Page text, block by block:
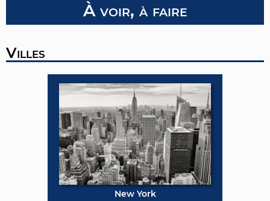
À voir, à faire
Villes
New York